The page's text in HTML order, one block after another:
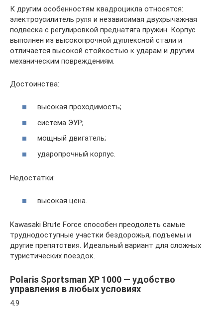
К другим особенностям квадроцикла относятся:
электроусилитель руля и независимая двухрычажная
подвеска с регулировкой преднатяга пружин. Корпус
выполнен из высокопрочной дуплексной стали и
отличается высокой стойкостью к ударам и другим
механическим повреждениям.
Достоинства:
высокая проходимость;
система ЭУР;
мощный двигатель;
ударопрочный корпус.
Недостатки:
высокая цена.
Kawasaki Brute Force способен преодолеть самые
труднодоступные участки бездорожья, подъемы и
другие препятствия. Идеальный вариант для сложных
туристических поездок.
Polaris Sportsman XP 1000 — удобство
управления в любых условиях
4.9